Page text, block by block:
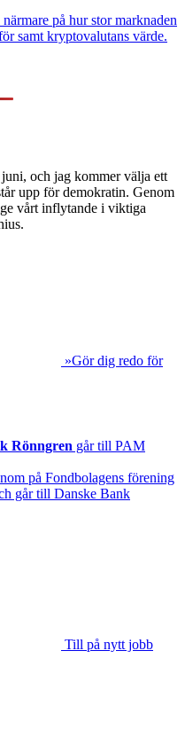
på hur stor marknaden
samt kryptovalutans värde.
och jag kommer välja ett
upp för demokratin. Genom
vårt inflytande i viktiga
»Gör dig redo för
Rönngren går till PAM
på Fondbolagens förening
går till Danske Bank
Till på nytt jobb